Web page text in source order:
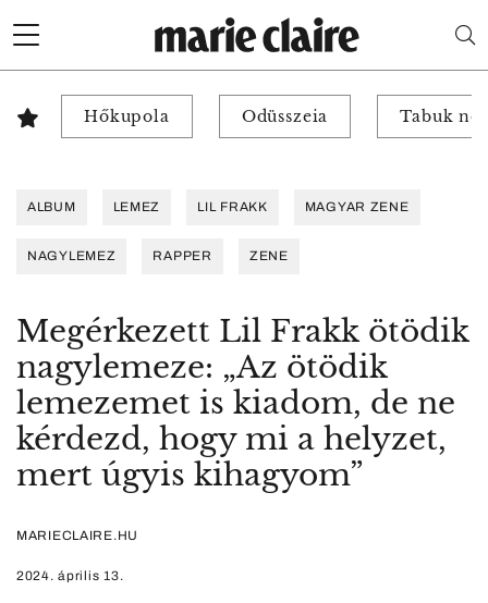
Hőkupola Odüsszeia Tabuk
ALBUM LEMEZ LIL FRAKK MAGYAR ZENE
NAGYLEMEZ RAPPER ZENE
Megérkezett Lil Frakk ötödik
nagylemeze: „Az ötödik
lemezemet is kiadom, de ne
kérdezd, hogy mi a helyzet,
mert úgyis kihagyom”
MARIECLAIRE.HU
2024. április 13.